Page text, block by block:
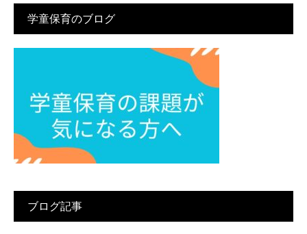
学童保育のブログ
ブログ記事